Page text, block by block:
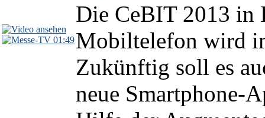
01:49
Die CeBIT 2013 in
Mobiltelefon wird
Zukünftig soll es
neue Smartphone-